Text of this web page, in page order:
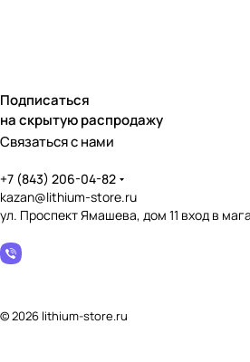
Подписаться
на скрытую распродажу
Связаться с нами
+7 (843) 206-04-82
kazan@lithium-store.ru
ул. Проспект Ямашева, дом 11 вход в
© 2026 lithium-store.ru